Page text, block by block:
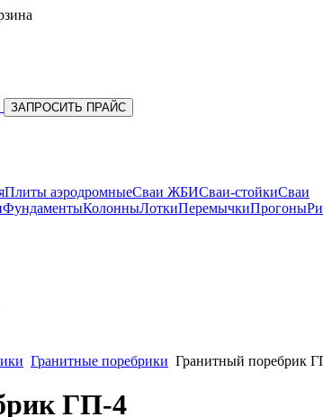
ЗАПРОСИТЬ ПРАЙС
Плиты аэродромныеСваи ЖБИСваи-стойкиСваи
ФундаментыКолонныЛоткиПеремычкиПрогоны
Гранитные поребрики Гранитный поребрик
ГП-4